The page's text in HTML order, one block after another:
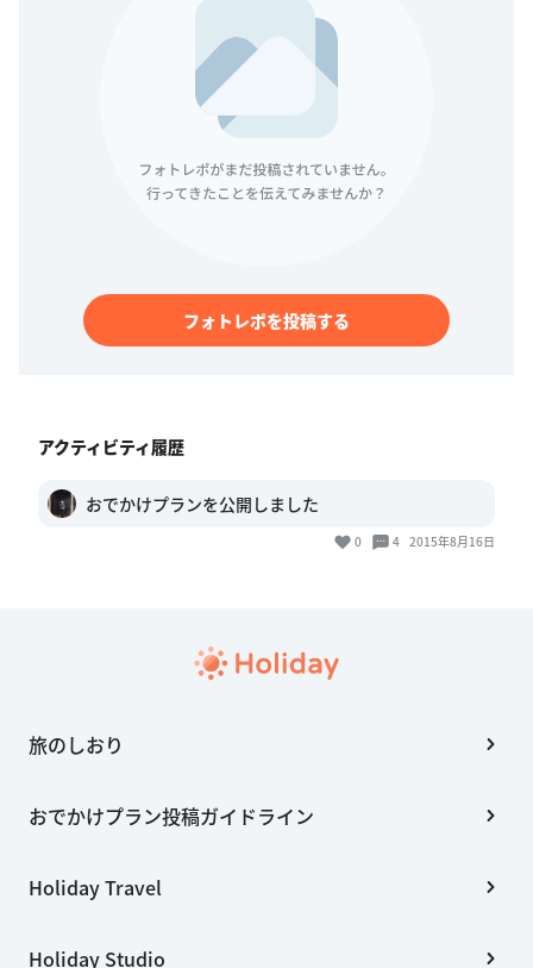
フォトレポを投稿する
アクティビティ履歴
おでかけプランを公開しました
0 4 2015年8月16日
旅のしおり
おでかけプラン投稿ガイドライン
Holiday Travel
Holiday Studio